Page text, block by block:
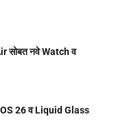
सोबत नवे Watch व
26 व Liquid Glass